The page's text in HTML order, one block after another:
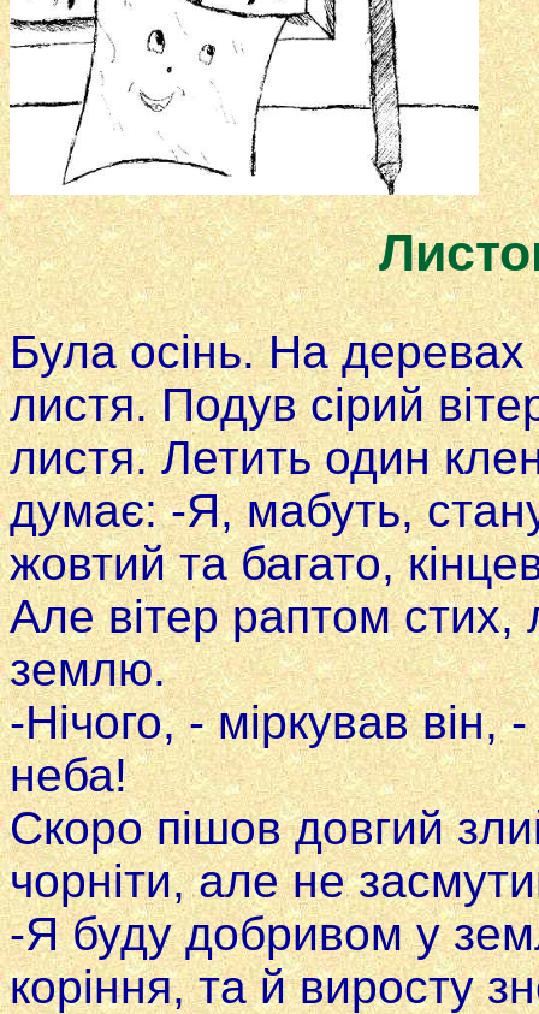
Була осінь. На дере­вах
листя. Подув сірий
листя. Летить один
думає: -Я, мабуть,
жовтий та багато,
Але вітер раптом стих,
землю.
-Нічого, - міркував
неба!
Скоро пішов довгий
чорніти, але не
-Я буду добривом у
коріння, та й виросту